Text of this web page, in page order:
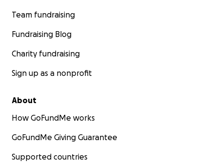
Team fundraising
Fundraising Blog
Charity fundraising
Sign up as a nonprofit
About
How GoFundMe works
GoFundMe Giving Guarantee
Supported countries